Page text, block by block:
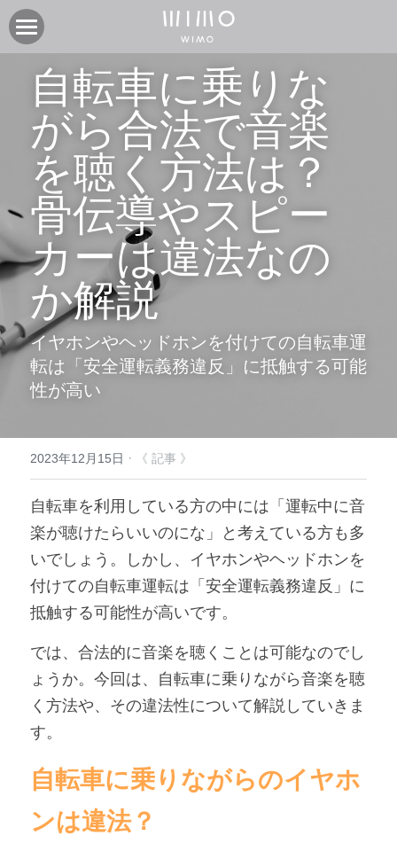
電動アシスト自転車COOZY
電動アシスト自転車COOZY Light
電動クロスバイク URBAN BELT 650
子供自転車wimo kids
外商・卸
オンラインストア
実店舗
CASA WIMO | wimo ショールーム
BASE WIMO | wimo ショールーム
取扱い販売店
取扱い店募集 | 法人問い合わせ
ニュース
お知らせ
イベント
サポート
採用情報
保証に関して
製品関連資料
よくあるご質問
企業情報
会社紹介
コミュニティ
製品登録
ユーザークラブ
検索
自転車に乗りな
がら合法で音楽
を聴く方法は？
骨伝導やスピー
カーは違法なの
か解説
イヤホンやヘッドホンを付けての自転車運
転は「安全運転義務違反」に抵触する可能
性が高い
2023年12月15日 · 《 記事 》
自転車を利用している方の中には「運転中に音
楽が聴けたらいいのにな」と考えている方も多
いでしょう。しかし、イヤホンやヘッドホンを
付けての自転車運転は「安全運転義務違反」に
抵触する可能性が高いです。
では、合法的に音楽を聴くことは可能なのでし
ょうか。今回は、自転車に乗りながら音楽を聴
く方法や、その違法性について解説していきま
す。
自転車に乗りながらのイヤホ
ンは違法？